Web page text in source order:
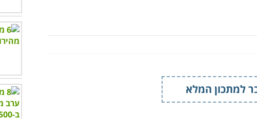
למתכון המלא